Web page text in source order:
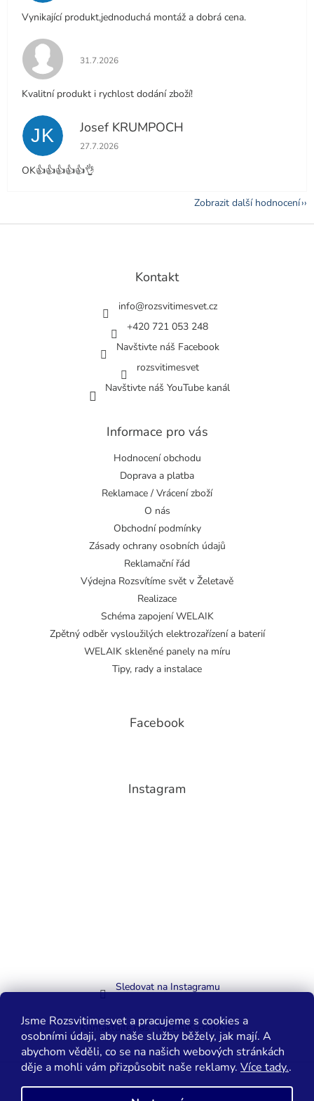
Jsme Rozsvitimesvet a pracujeme s cookies a
osobními údaji, aby naše služby běžely, jak mají. A
abychom věděli, co se na našich webových stránkách
děje a mohli vám přizpůsobit naše reklamy. Více tady..
Vynikající produkt,jednoduchá montáž a dobrá cena.
Hodnocení obchodu je 5 z 5 hvězdiček.
31.7.2026
Kvalitní produkt i rychlost dodání zboží!
JK Josef KRUMPOCH
Hodnocení obchodu je 5 z 5 hvězdiček.
27.7.2026
OK👍👍👍👍👍👌
Zobrazit další hodnocení
Z
Kontakt
info@rozsvitimesvet.cz
+420 721 053 248
Navštivte náš Facebook
rozsvitimesvet
Navštivte náš YouTube kanál
Informace pro vás
Hodnocení obchodu
Doprava a platba
Reklamace / Vrácení zboží
O nás
Obchodní podmínky
Zásady ochrany osobních údajů
Reklamační řád
Výdejna Rozsvítíme svět v Želetavě
Realizace
Schéma zapojení WELAIK
Zpětný odběr vysloužilých elektrozařízení a baterií
WELAIK skleněné panely na míru
Tipy, rady a instalace
Facebook
Instagram
Sledovat na Instagramu
Kontaktujte nás WELAIK-cesko.cz
Vytvořil Shoptet